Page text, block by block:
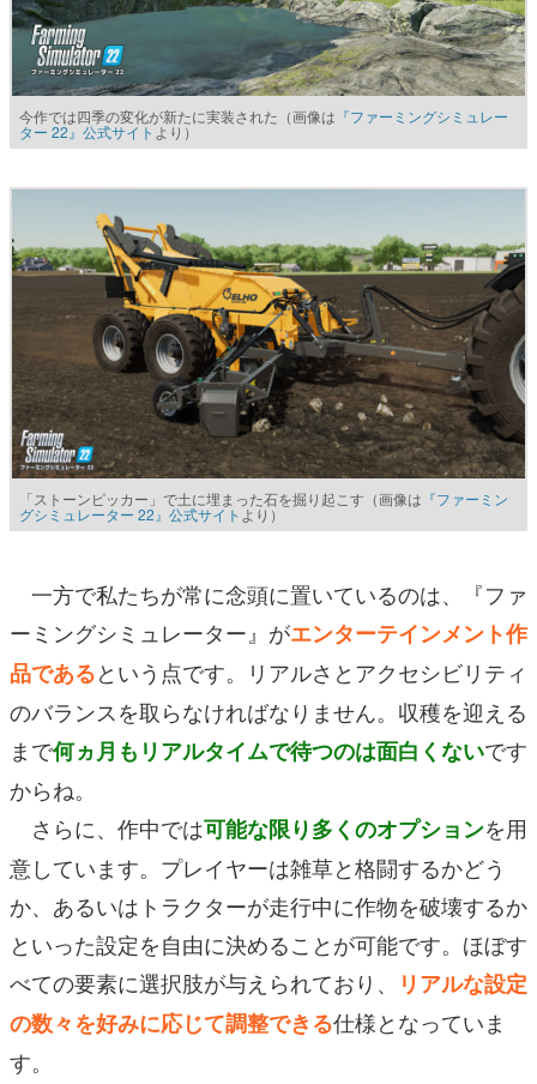
今作では四季の変化が新たに実装された（画像は 『ファーミングシミュレー
ター 22』公式サイトより）
「ストーンピッカー」で土に埋まった石を掘り起こす（画像は 『ファーミン
グシミュレーター 22』公式サイト より）
一方で私たちが常に念頭に置いているのは、『ファ
ーミングシミュレーター』がエンターテインメント作
品であるという点です。リアルさとアクセシビリティ
のバランスを取らなければなりません。収穫を迎える
まで何ヵ月もリアルタイムで待つのは面白くないです
からね。
さらに、作中では可能な限り多くのオプションを用
意しています。プレイヤーは雑草と格闘するかどう
か、あるいはトラクターが走行中に作物を破壊するか
といった設定を自由に決めることが可能です。ほぼす
べての要素に選択肢が与えられており、
リアルな設定
の数々を好みに応じて調整できる仕様となっていま
す。